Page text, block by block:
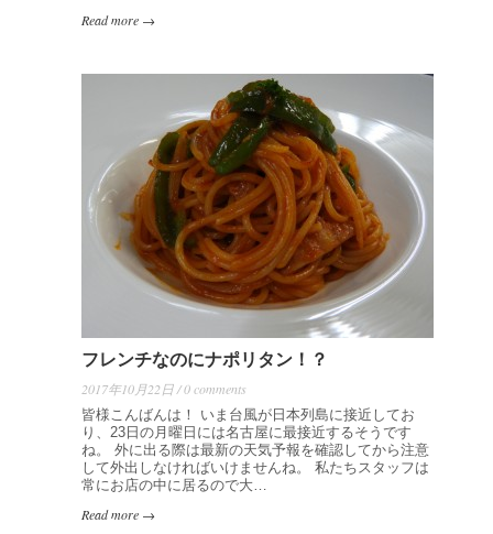
Read more →
フレンチなのにナポリタン！？
2017年10月22日 / 0 comments
皆様こんばんは！ いま台風が日本列島に接近してお
り、23日の月曜日には名古屋に最接近するそうです
ね。 外に出る際は最新の天気予報を確認してから注意
して外出しなければいけませんね。 私たちスタッフは
常にお店の中に居るので大…
Read more →